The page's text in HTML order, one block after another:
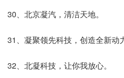
30、北京凝汽，清洁天地。
31、凝聚领先科技，创造全新动
32、北凝科技，让你我放心。